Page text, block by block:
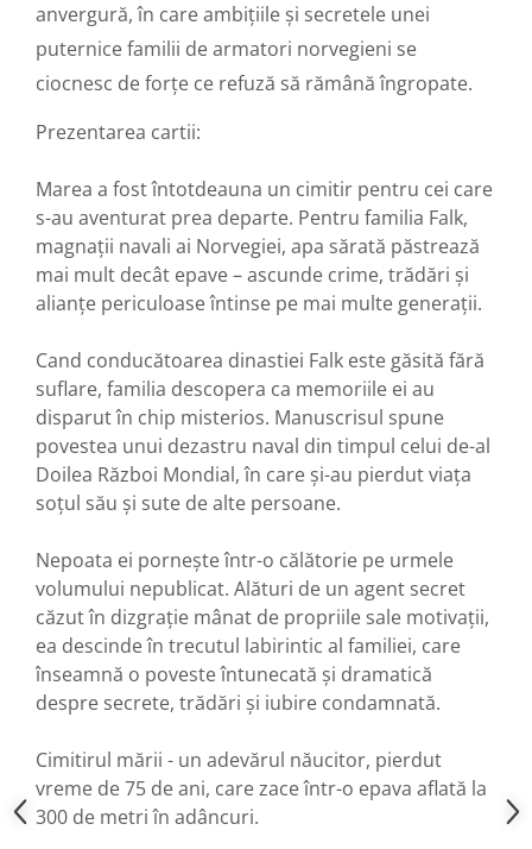
anvergură, în care ambițiile și secretele unei
puternice familii de armatori norvegieni se
ciocnesc de forțe ce refuză să rămână îngropate.
Prezentarea cartii:
Marea a fost întotdeauna un cimitir pentru cei care
s-au aventurat prea departe. Pentru familia Falk,
magnații navali ai Norvegiei, apa sărată păstrează
mai mult decât epave – ascunde crime, trădări și
alianțe periculoase întinse pe mai multe generații.
Cand conducătoarea dinastiei Falk este găsită fără
suflare, familia descopera ca memoriile ei au
disparut în chip misterios. Manuscrisul spune
povestea unui dezastru naval din timpul celui de-al
Doilea Război Mondial, în care și-au pierdut viața
soțul său și sute de alte persoane.
Nepoata ei pornește într-o călătorie pe urmele
volumului nepublicat. Alături de un agent secret
căzut în dizgrație mânat de propriile sale motivații,
ea descinde în trecutul labirintic al familiei, care
înseamnă o poveste întunecată și dramatică
despre secrete, trădări și iubire condamnată.
Cimitirul mării - un adevărul năucitor, pierdut
vreme de 75 de ani, care zace într-o epava aflată la
300 de metri în adâncuri.